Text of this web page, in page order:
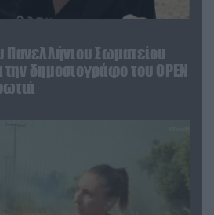
Πανελλήνιου Σωματείου
δημοσιογράφο του OPEN